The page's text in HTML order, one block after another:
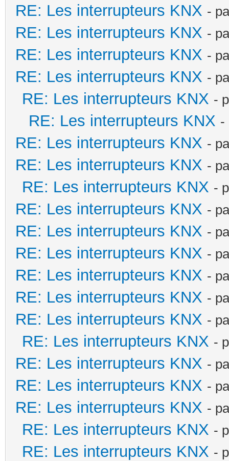
RE: Les interrupteurs KNX -
RE: Les interrupteurs KNX -
RE: Les interrupteurs KNX -
RE: Les interrupteurs KNX -
RE: Les interrupteurs KNX -
RE: Les interrupteurs KNX -
RE: Les interrupteurs KNX -
RE: Les interrupteurs KNX -
RE: Les interrupteurs KNX -
RE: Les interrupteurs KNX -
RE: Les interrupteurs KNX -
RE: Les interrupteurs KNX -
RE: Les interrupteurs KNX -
RE: Les interrupteurs KNX -
RE: Les interrupteurs KNX -
RE: Les interrupteurs KNX -
RE: Les interrupteurs KNX -
RE: Les interrupteurs KNX -
RE: Les interrupteurs KNX -
RE: Les interrupteurs KNX -
RE: Les interrupteurs KNX -